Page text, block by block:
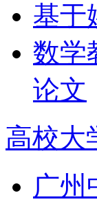
基于
数学
论文
高校大
广州